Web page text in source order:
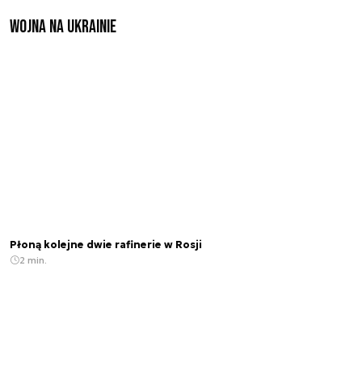
Wojna na Ukrainie
Płoną kolejne dwie rafinerie w Rosji
2 min.